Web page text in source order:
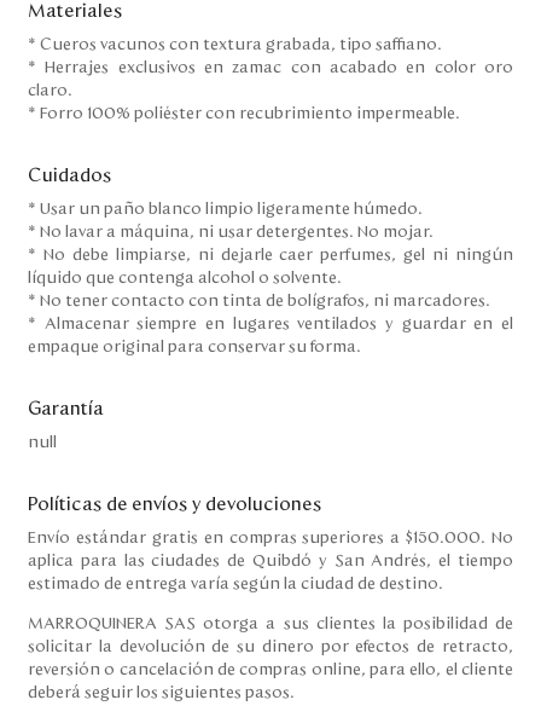
Materiales
* Cueros vacunos con textura grabada, tipo saffiano.
* Herrajes exclusivos en zamac con acabado en color oro
claro.
* Forro 100% poliéster con recubrimiento impermeable.
Cuidados
* Usar un paño blanco limpio ligeramente húmedo.
* No lavar a máquina, ni usar detergentes. No mojar.
* No debe limpiarse, ni dejarle caer perfumes, gel ni ningún
líquido que contenga alcohol o solvente.
* No tener contacto con tinta de bolígrafos, ni marcadores.
* Almacenar siempre en lugares ventilados y guardar en el
empaque original para conservar su forma.
Garantía
null
Políticas de envíos y devoluciones
Envío estándar gratis en compras superiores a $150.000. No
aplica para las ciudades de Quibdó y San Andrés, el tiempo
estimado de entrega varía según la ciudad de destino.
MARROQUINERA SAS otorga a sus clientes la posibilidad de
solicitar la devolución de su dinero por efectos de retracto,
reversión o cancelación de compras online, para ello, el cliente
deberá seguir los siguientes pasos.